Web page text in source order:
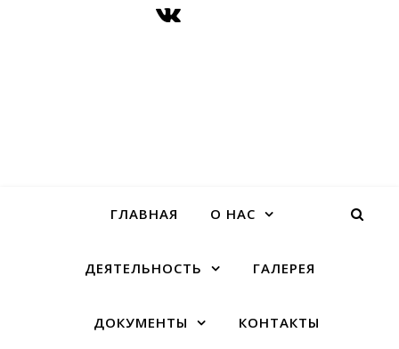
ГЛАВНАЯ О НАС
ДЕЯТЕЛЬНОСТЬ ГАЛЕРЕЯ
ДОКУМЕНТЫ КОНТАКТЫ